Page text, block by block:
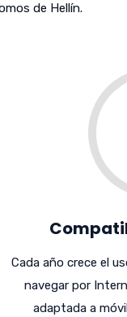
de Hellín.
Cada año crece el
navegar por
adaptada a